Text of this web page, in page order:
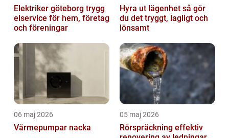
Elektriker göteborg trygg
elservice för hem, företag
och föreningar
Hyra ut lägenhet så gör
du det tryggt, lagligt och
lönsamt
06 maj 2026
Värmepumpar nacka
05 maj 2026
Rörspräckning effektiv